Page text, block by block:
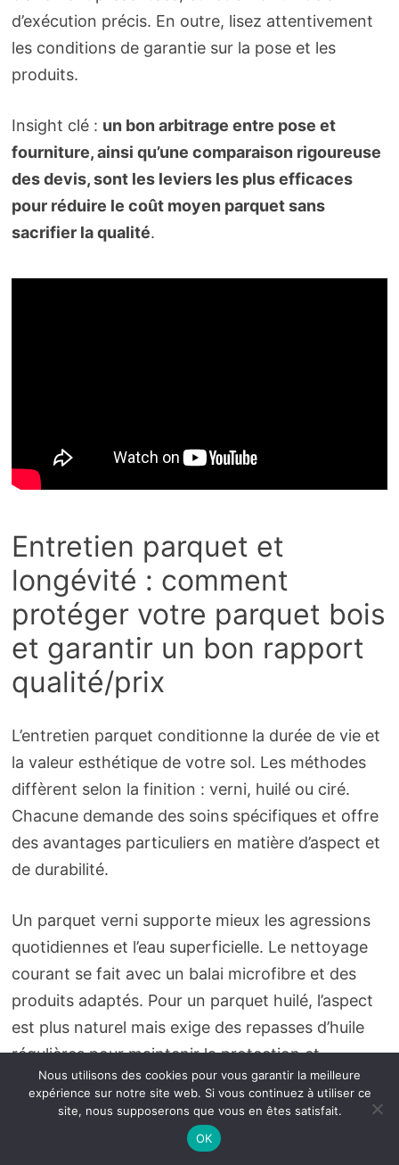
d’exécution précis. En outre, lisez attentivement
les conditions de garantie sur la pose et les
produits.
Insight clé : un bon arbitrage entre pose et
fourniture, ainsi qu’une comparaison rigoureuse
des devis, sont les leviers les plus efficaces
pour réduire le coût moyen parquet sans
sacrifier la qualité.
Entretien parquet et
longévité : comment
protéger votre parquet bois
et garantir un bon rapport
qualité/prix
L’entretien parquet conditionne la durée de vie et
la valeur esthétique de votre sol. Les méthodes
diffèrent selon la finition : verni, huilé ou ciré.
Chacune demande des soins spécifiques et offre
des avantages particuliers en matière d’aspect et
de durabilité.
Un parquet verni supporte mieux les agressions
quotidiennes et l’eau superficielle. Le nettoyage
courant se fait avec un balai microfibre et des
produits adaptés. Pour un parquet huilé, l’aspect
est plus naturel mais exige des repasses d’huile
régulières pour maintenir la protection et
l’étanchéité de la surface.
Les précautions à prendre au quotidien incluent
Nous utilisons des cookies pour vous garantir la meilleure
expérience sur notre site web. Si vous continuez à utiliser ce
site, nous supposerons que vous en êtes satisfait.
OK